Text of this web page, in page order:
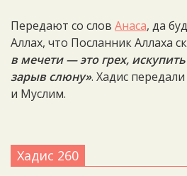
Передают со слов Анаса, да
Аллах, что Посланник Аллаха
в мечети — это грех,
зарыв слюну». Хадис
и Муслим.
Хадис 260